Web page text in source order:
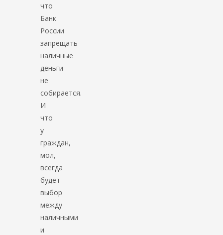
что
Банк
России
запрещать
наличные
деньги
не
собирается.
И
что
у
граждан,
мол,
всегда
будет
выбор
между
наличными
и